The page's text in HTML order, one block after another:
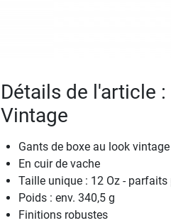
Détails de l'article
Vintage
Gants de boxe au look vintage
En cuir de vache
Taille unique : 12 Oz -
Poids : env. 340,5 g
Finitions robustes